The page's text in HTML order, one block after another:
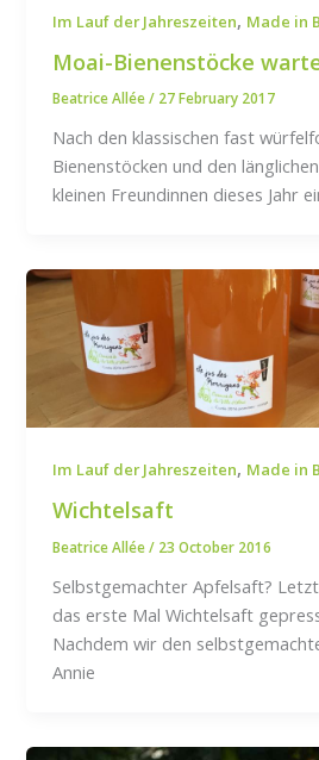
Im Lauf der Jahreszeiten, Made in
Moai-Bienenstöcke
Beatrice Allée/ 27 February 2017
Nach den klassischen fast
Bienenstöcken und den
kleinen Freundinnen dieses Jahr
Im Lauf der Jahreszeiten, Made in
Wichtelsaft
Beatrice Allée/ 23 October 2016
Selbstgemachter Apfelsaft?
das erste Mal Wichtelsaft
Nachdem wir den
Annie